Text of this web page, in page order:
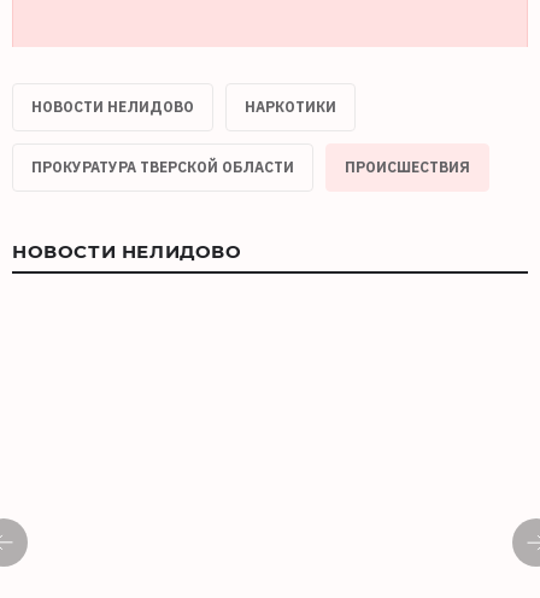
НОВОСТИ НЕЛИДОВО НАРКОТИКИ
ПРОКУРАТУРА ТВЕРСКОЙ ОБЛАСТИ ПРОИСШЕСТВИЯ
НОВОСТИ НЕЛИДОВО